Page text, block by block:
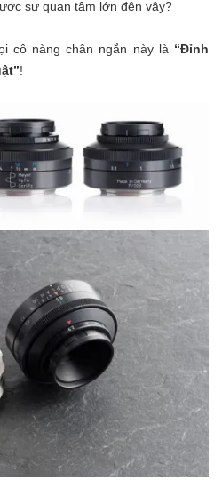
sự quan tâm lớn đên vậy?
cô nàng chân ngắn này là “Đỉnh
!